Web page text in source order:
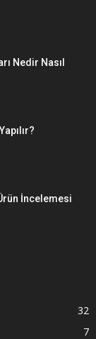
Nedir Nasıl
İncelemesi
32
7